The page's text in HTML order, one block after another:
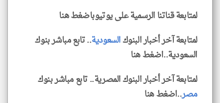
لمتابعة قناتنا الرسمية على يوتيوباضغط هنا
لمتابعة آخر أخبار البنوكالسعودية.. تابع مباشر بنوك
السعودية..اضغط هنا
لمتابعة آخر أخبار البنوك المصرية.. تابع مباشر بنوك
مصر..اضغط هنا